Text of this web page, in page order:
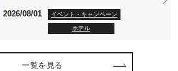
2026/08/01 イベント・キャンペーン
ホテル
一覧を見る